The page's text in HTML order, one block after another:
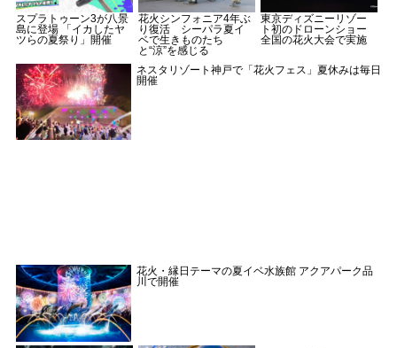
スプラトゥーン3が八景
島に登場 「イカしたヤ
ツらの夏祭り」開催
花火シンフォニア4年ぶ
り復活 シーパラ夏イ
ベで生きものたち
と“涼”を感じる
東京ディズニーリゾー
ト初のドローンショー
全国の花火大会で実施
ネスタリゾート神戸で「花火フェス」夏休みは毎日
開催
花火・縁日テーマの夏イベ水族館 アクアパーク品
川で開催